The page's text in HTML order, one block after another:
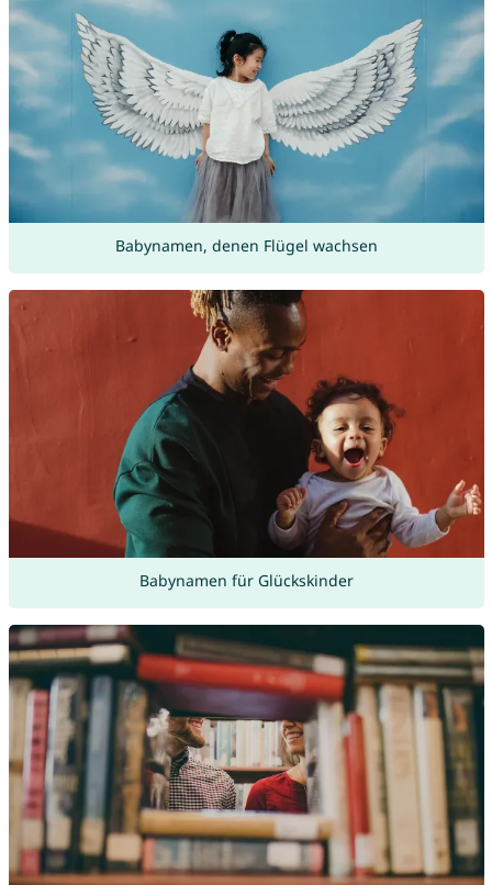
Babynamen, denen Flügel wachsen
Babynamen für Glückskinder